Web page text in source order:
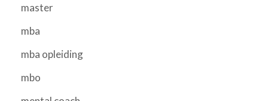
master
mba
mba opleiding
mbo